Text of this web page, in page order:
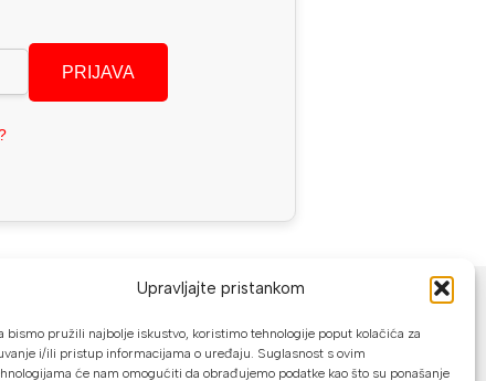
Upravljajte pristankom
bismo pružili najbolje iskustvo, koristimo tehnologije poput kolačića za
i/ili pristup informacijama o uređaju. Suglasnost s ovim
će nam omogućiti da obrađujemo podatke kao što su ponašanje
PRIJAVA
NAČINI PLAĆANJA
U našoj web trgovini možete platiti: